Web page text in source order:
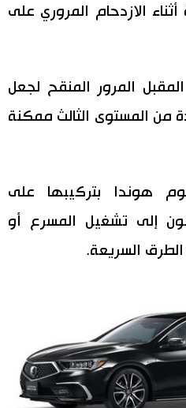
أثناء الازدحام المروري على
المرور المنقح لجعل
من المستوى الثالث ممكنة
هوندا بتركيبها على
إلى تشغيل المسرع أو
الطرق السريعة.